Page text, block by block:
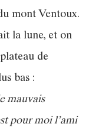
mont Ventoux.
la lune, et on
de
bas :
mauvais
pour moi l’ami